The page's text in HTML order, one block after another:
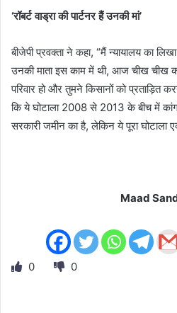
‘रॉबर्ट वाड्रा की पार्टनर हैं उनकी मां’
बीजेपी प्रवक्ता ने कहा, “मैं न्यायालय का
उनकी माता इस काम में थी, आज चीख चीख
परिवार हो और तुमने किसानों को प्रताड़ित
कि ये घोटाला 2008 से 2013 के बीच में
सरकारी जमीन का है, लेकिन ये पूरा घोटाला
Maad
0 0